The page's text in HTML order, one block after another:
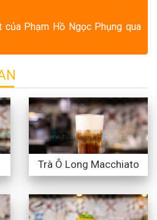
Phạm Hồ Ngọc Phụng qua
Trà Ô Long Macchiato